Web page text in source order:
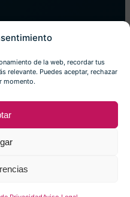
de la web, recordar tus
relevante. Puedes aceptar, rechazar
momento.
derechos reservados.